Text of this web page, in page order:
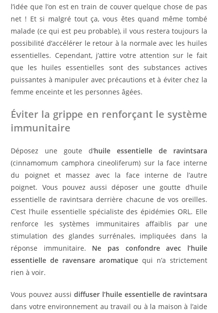
l’idée que l’on est en train de couver quelque chose de pas
net ! Et si malgré tout ça, vous êtes quand même tombé
malade (ce qui est peu probable), il vous restera toujours la
possibilité d’accélérer le retour à la normale avec les huiles
essentielles. Cependant, j’attire votre attention sur le fait
que les huiles essentielles sont des substances actives
puissantes à manipuler avec précautions et à éviter chez la
femme enceinte et les personnes âgées.
Éviter la grippe en renforçant le système
immunitaire
Déposez une goute d’huile essentielle de ravintsara
(cinnamomum camphora cineoliferum) sur la face interne
du poignet et massez avec la face interne de l’autre
poignet. Vous pouvez aussi déposer une goutte d’huile
essentielle de ravintsara derrière chacune de vos oreilles.
C’est l’huile essentielle spécialiste des épidémies ORL. Elle
renforce les systèmes immunitaires affaiblis par une
stimulation des glandes surrénales, impliquées dans la
réponse immunitaire. Ne pas confondre avec l’huile
essentielle de ravensare aromatique qui n’a strictement
rien à voir.
Vous pouvez aussi diffuser l’huile essentielle de ravintsara
dans votre environnement au travail ou à la maison à l’aide